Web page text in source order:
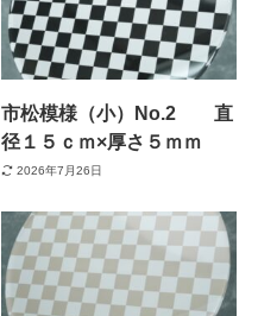
市松模様（小）No.2 直
径１５ｃｍ×厚さ５ｍｍ
2026年7月26日